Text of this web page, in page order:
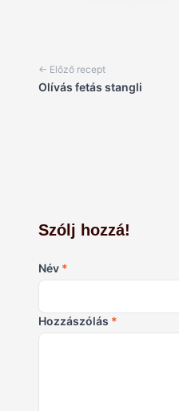
← Előző recept
Olívás fetás stangli
Szólj hozzá!
Név *
Hozzászólás *